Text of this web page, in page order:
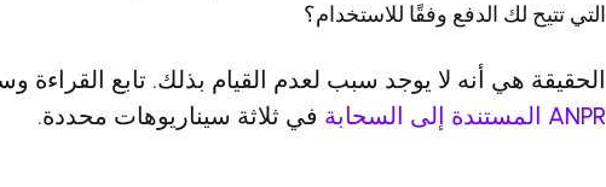
التي تتيح لك الدفع وفقًا للاستخدام؟
الحقيقة هي أنه لا يوجد سبب لعدم القيام بذلك. تابع القراءة
ANPR المستندة إلى السحابة
في ثلاثة سيناريوهات محددة.